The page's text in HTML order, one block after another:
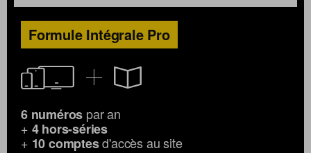
Formule Intégrale Pro
6 numéros par an
+ 4 hors-séries
+ 10 comptesd'accès au site